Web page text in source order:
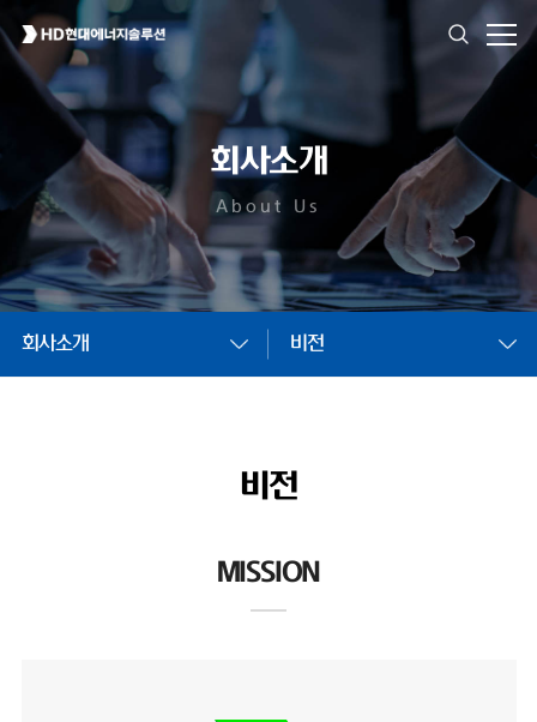
회사소개
About Us
회사소개 비전
비전
MISSION